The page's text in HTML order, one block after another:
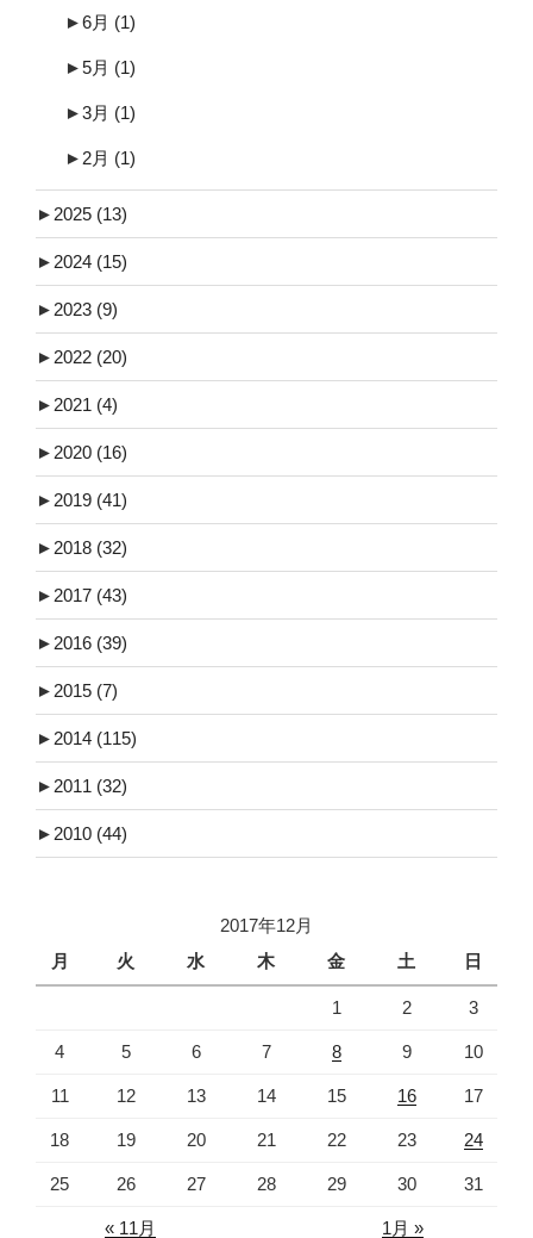
►6月 (1)
►5月 (1)
►3月 (1)
► 2月 (1)
► 2025 (13)
► 2024 (15)
► 2023 (9)
► 2022 (20)
► 2021 (4)
► 2020 (16)
► 2019 (41)
► 2018 (32)
► 2017 (43)
► 2016 (39)
► 2015 (7)
► 2014 (115)
► 2011 (32)
► 2010 (44)
2017年12月
月
火 水 木 金 土 日
« 11月 1月 »
1 2 3
4 5 6 7 8 9 10
11 12 13 14 15 16 17
18 19 20 21 22 23 24
25 26 27 28 29 30 31